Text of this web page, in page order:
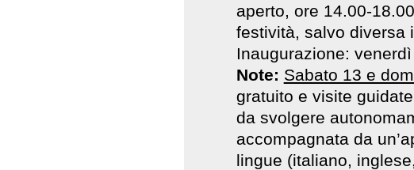
aperto, ore 14.00-
festività, salvo diversa
Inaugurazione:
Note: Sabato 13 e
gratuito e visite
da svolgere
accompagnata da
lingue (italiano,